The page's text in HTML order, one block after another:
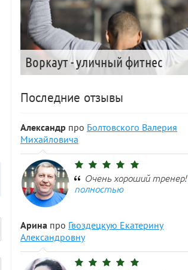
Воркаут - уличный фитнес
Последние отзывы
Александр про Болтовского Валерия
Михайловича
Очень хороший тренер!
полностью
Арина про Гвоздецкую Екатерину
Александровну